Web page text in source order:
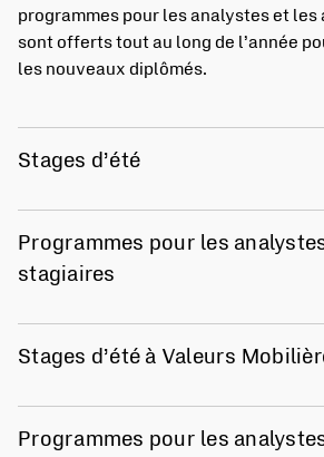
programmes pour les analystes et
sont offerts tout au long de l’année
les nouveaux diplômés.
Stages d’été
Programmes pour les
stagiaires
Stages d’été à Valeurs
Programmes pour les